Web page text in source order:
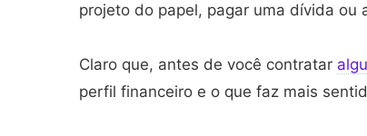
projeto do papel, pagar uma dívida ou
Claro que, antes de você contratar
perfil financeiro e o que faz mais